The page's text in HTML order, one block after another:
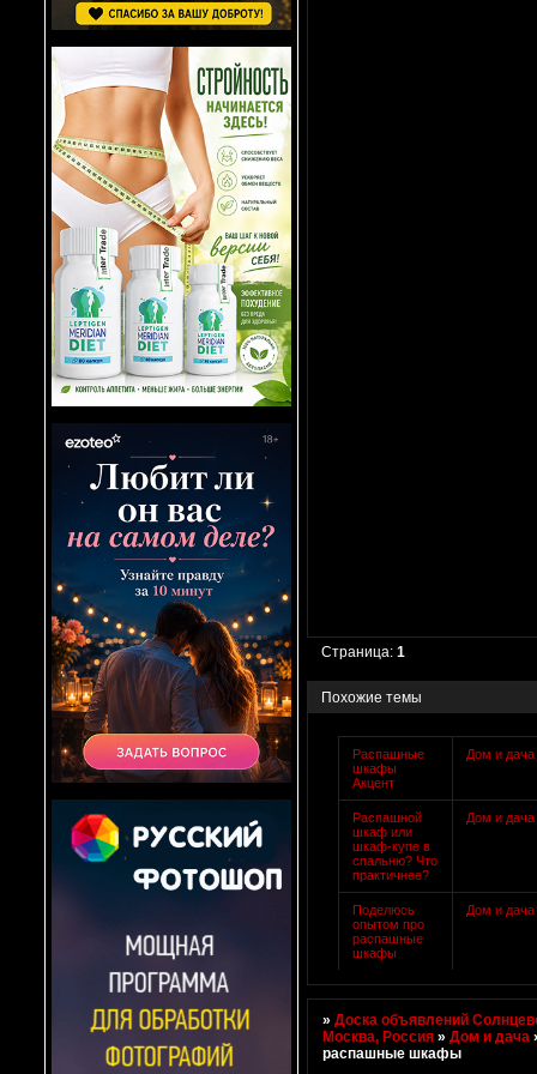
Страница:1
Похожие темы
Распашные
шкафы
Акцент
Дом и дача
Распашной
шкаф или
шкаф-купе в
спальню? Что
практичнее?
Дом и дача
Поделюсь
опытом про
распашные
шкафы
Дом и дача
»Доска объявлений
Москва, Россия »Дом и дача
распашные шкафы